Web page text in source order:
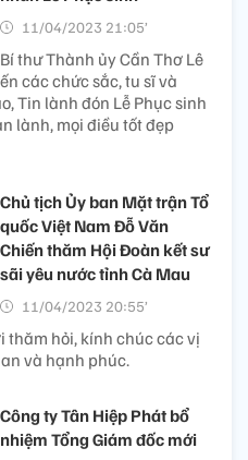
11/04/2023 21:05’
Bí thư Thành ủy Cần Thơ Lê
các chức sắc, tu sĩ và
Tin lành đón Lễ Phục sinh
lành, mọi điều tốt đẹp
Chủ tịch Ủy ban Mặt trận Tổ
quốc Việt Nam Đỗ Văn
Chiến thăm Hội Đoàn kết sư
sãi yêu nước tỉnh Cà Mau
11/04/2023 20:55’
thăm hỏi, kính chúc các vị
và hạnh phúc.
Công ty Tân Hiệp Phát bổ
nhiệm Tổng Giám đốc mới